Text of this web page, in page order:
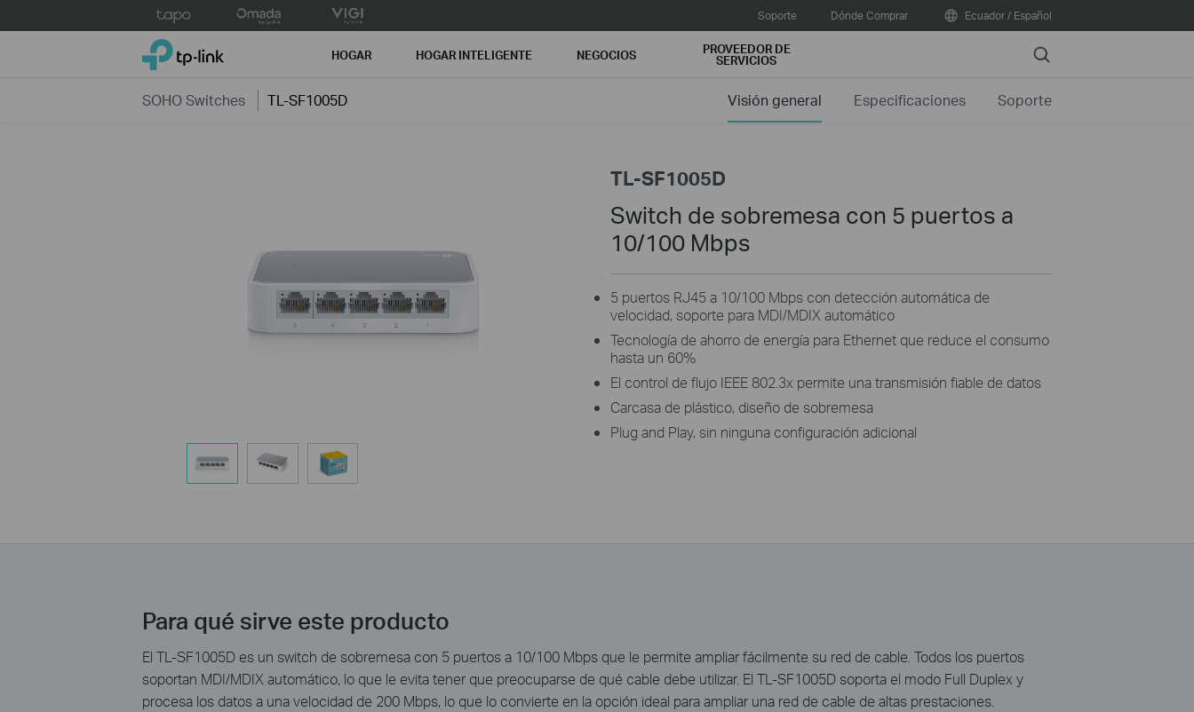
to
Soporte Dónde Comprar Ecuador / Español
TP-Link, Reliably Smart HOGAR HOGAR INTELIGENTE NEGOCIOS PROVEEDOR DE
SERVICIOS Search
SOHO Switches TL-SF1005D Visión general Especificaciones Soporte
TL-SF1005D
Switch de sobremesa con 5 puertos a
10/100 Mbps
5 puertos RJ45 a 10/100 Mbps con detección automática de
velocidad, soporte para MDI/MDIX automático
Tecnología de ahorro de energía para Ethernet que reduce el consumo
hasta un 60%
El control de flujo IEEE 802.3x permite una transmisión fiable de datos
Carcasa de plástico, diseño de sobremesa
Plug and Play, sin ninguna configuración adicional
Para qué sirve este producto
El TL-SF1005D es un switch de sobremesa con 5 puertos a 10/100 Mbps que le permite ampliar fácilmente su red de cable. Todos los puertos
soportan MDI/MDIX automático, lo que le evita tener que preocuparse de qué cable debe utilizar. El TL-SF1005D soporta el modo Full Duplex y
procesa los datos a una velocidad de 200 Mbps, lo que lo convierte en la opción ideal para ampliar una red de cable de altas prestaciones.